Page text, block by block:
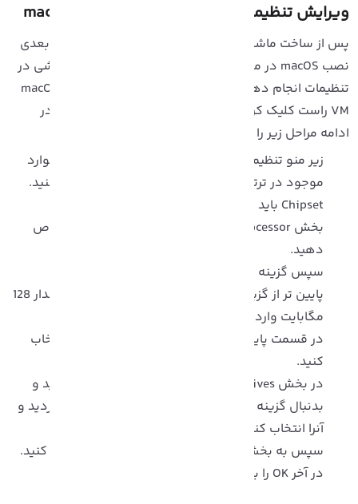
تنظیمات ماشین مجازی macOS Monterey
پس از ساخت ماشین مجازی macOS Monterey و در قدم بعدی
نصب macOS در ماشین مجازی، باید پیش از شروع، ویرایشی در
تنظیمات انجام دهید. برای انجام این مرحله باید بر روی macOS
مراحل زیر را انجام دهید.
زیر منو تنظیمات، گزینه system را انتخاب کرده و از موارد
موجود در ترتیب راه‌اندازی گزینه ی Floppy را حذف کنید.
Chipset باید بر روی گزینه ICH9 قرار گرفته باشد.
بخش Processor را انتخاب کنید و دو پردازنده اختصاص
دهید.
سپس گزینه Enable PAE/NX را فعال کنید.
پایین تر از گزینه Display، المان Video Memory را مقدار 128
مگابایت وارد کنید.
در قسمت پایین Storage Devices دیسک خالی را انتخاب
کنید.
در بخش Optical Drives آیکون دیسک را انتخاب کنید و
بدنبال گزینه macOS disk Monterey disk image بگردید و
آنرا انتخاب کنید.
سپس به بخش USB رفته و گزینه USB 3.0 را انتخاب کنید.
در آخر OK را بزنید.